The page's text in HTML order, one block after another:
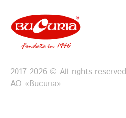
2017-2026 © All rights reserved
АО «Bucuria»